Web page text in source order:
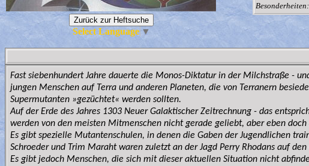
Besonderheiten:
Select Language ▼
Fast siebenhundert Jahre dauerte die Monos-Diktatur in der Milchstraße -
jungen Menschen auf Terra und anderen Planeten, die von Terranern
Supermutanten »gezüchtet« werden sollten.
Auf der Erde des Jahres 1303 Neuer Galaktischer Zeitrechnung - das
werden von den meisten Mitmenschen nicht gerade geliebt, aber eben
Es gibt spezielle Mutantenschulen, in denen die Gaben der Jugendlichen
Schroeder und Trim Maraht waren zuletzt an der Jagd Perry Rhodans auf
Es gibt jedoch Menschen, die sich mit dieser aktuellen Situation nicht